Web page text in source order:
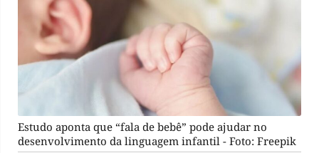
Estudo aponta que “fala de bebê” pode ajudar no
desenvolvimento da linguagem infantil - Foto: Freepik